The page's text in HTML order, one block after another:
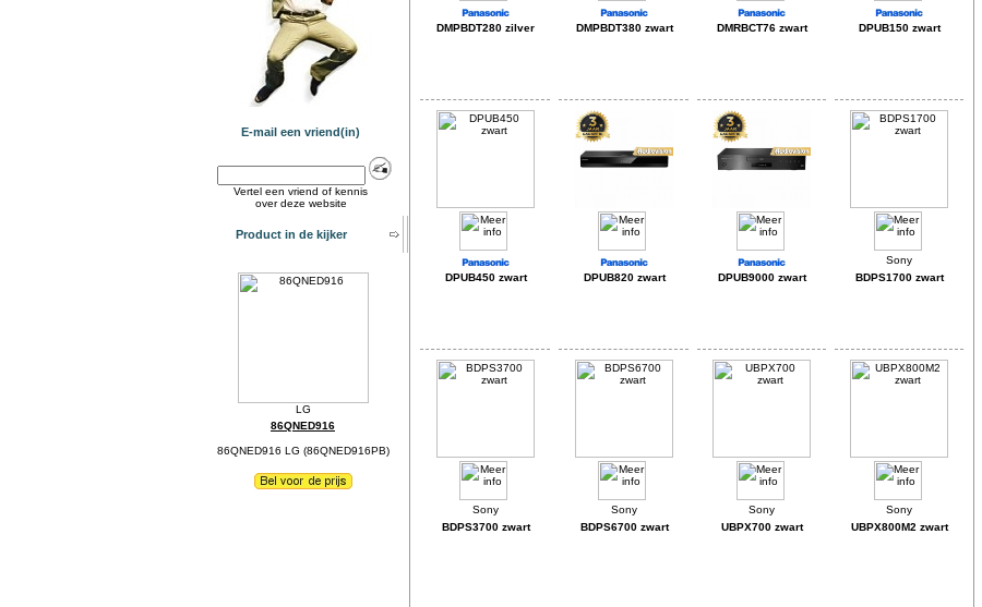
E-mail een vriend(in)
Vertel een vriend of kennis
over deze website
Product in de kijker
86QNED916
86QNED916 LG (86QNED916PB)
DMPBDT280 zilver DMPBDT380 zwart DMRBCT76 zwart DPUB150 zwart
DPUB450 zwart DPUB820 zwart DPUB9000 zwart BDPS1700 zwart
BDPS3700 zwart BDPS6700 zwart UBPX700 zwart UBPX800M2 zwart